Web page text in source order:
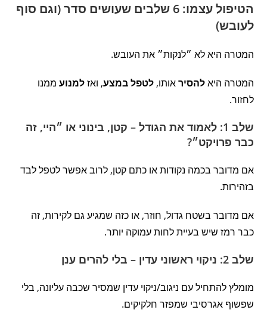
הטיפול עצמו: 6 שלבים שעושים סדר (וגם סוף
לעובש)
המטרה היא לא ״לנקות״ את העובש.
המטרה היאלהסיראותו,לטפל במצע, ואזלמנוע ממנו
לחזור.
שלב 1: לאמוד את הגודל – קטן, בינוני או ״היי, זה
כבר פרויקט״?
אם מדובר בכמה נקודות או כתם קטן, לרוב אפשר לטפל לבד
בזהירות.
אם מדובר בשטח גדול, חוזר, או כזה שמגיע גם לקירות, זה
כבר רמז שיש בעיית לחות עמוקה יותר.
שלב 2: ניקוי ראשוני עדין – בלי להרים ענן
מומלץ להתחיל עם ניגוב/ניקוי עדין שמסיר שכבה עליונה, בלי
שפשוף אגרסיבי שמפזר חלקיקים.